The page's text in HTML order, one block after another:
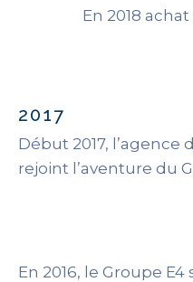
En 2018
2017
Début 2017,
rejoint l’aventure du
En 2016, le Groupe